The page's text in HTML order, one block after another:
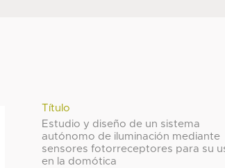
Título
Estudio y diseño de un sistema
autónomo de iluminación mediante
sensores fotorreceptores para su
en la domótica